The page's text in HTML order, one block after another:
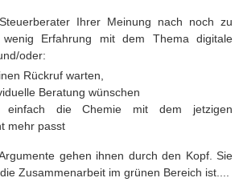
Ihrer Meinung nach noch zu
Erfahrung mit dem Thema digitale
oder:
Rückruf warten,
Beratung wünschen
die Chemie mit dem jetzigen
mehr passt
gehen ihnen durch den Kopf. Sie
Zusammenarbeit im grünen Bereich ist....